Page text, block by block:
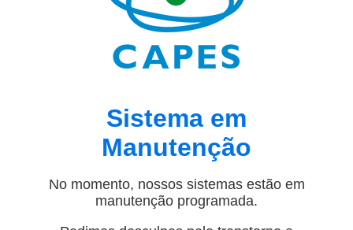
Sistema em
Manutenção
No momento, nossos sistemas estão em
manutenção programada.